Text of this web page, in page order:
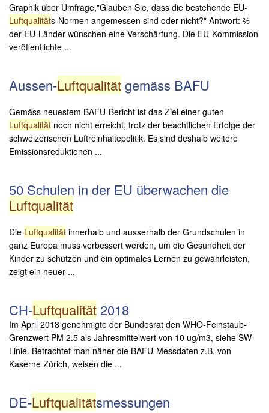
Graphik über Umfrage,"Glauben Sie, dass die bestehende EU-
Luftqualitäts-Normen angemessen sind oder nicht?" Antwort: ⅔
der EU-Länder wünschen eine Verschärfung. Die EU-Kommission
veröffentlichte ...
Aussen-Luftqualitätgemäss BAFU
Gemäss neuestem BAFU-Bericht ist das Ziel einer guten
Luftqualität noch nicht erreicht, trotz der beachtlichen Erfolge der
schweizerischen Luftreinhaltepolitik. Es sind deshalb weitere
Emissionsreduktionen ...
50 Schulen in der EU überwachen die
Luftqualität
Die Luftqualität innerhalb und ausserhalb der Grundschulen in
ganz Europa muss verbessert werden, um die Gesundheit der
Kinder zu schützen und ein optimales Lernen zu gewährleisten,
zeigt ein neuer ...
CH-Luftqualität 2018
Im April 2018 genehmigte der Bundesrat den WHO-Feinstaub-
Grenzwert PM 2.5 als Jahresmittelwert von 10 ug/m3, siehe SW-
Linie. Betrachtet man näher die BAFU-Messdaten z.B. von
Kaserne Zürich, weisen die ...
DE-Luftqualitätsmessungen